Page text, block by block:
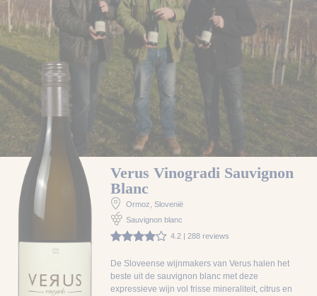
Verus Vinogradi Sauvignon
Blanc
Ormoz , Slovenië
Sauvignon blanc
4.2 | 288 reviews
De Sloveense wijnmakers van Verus halen het
beste uit de sauvignon blanc met deze
expressieve wijn vol frisse mineraliteit, citrus en